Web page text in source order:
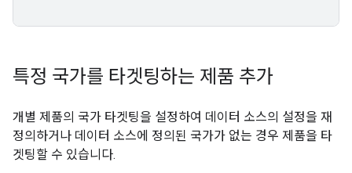
특정 국가를 타겟팅하는 제품 추가
개별 제품의 국가 타겟팅을 설정하여 데이터 소스의 설정을 재
정의하거나 데이터 소스에 정의된 국가가 없는 경우 제품을 타
겟팅할 수 있습니다.